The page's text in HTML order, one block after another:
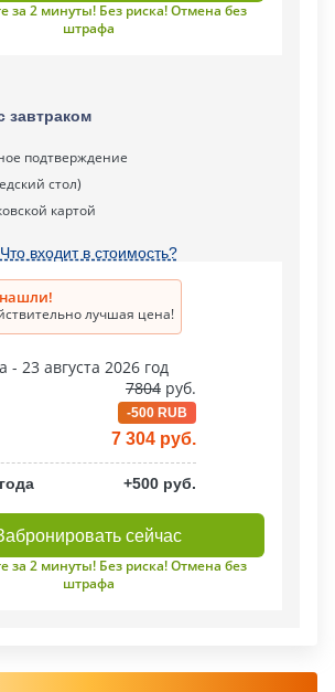
за 2 минуты! Без риска! Отмена без
штрафа
завтраком
подтверждение
стол)
картой
Что входит в стоимость?
лучшая цена!
- 23 августа 2026 год
7804 руб.
-500 RUB
7 304 руб.
+500 руб.
сейчас
за 2 минуты! Без риска! Отмена без
штрафа